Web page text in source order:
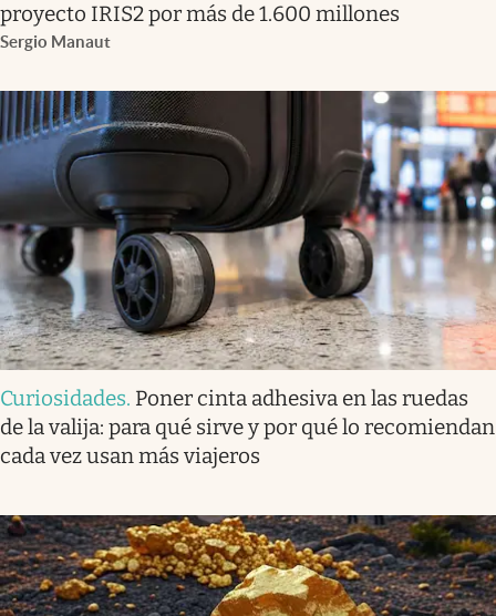
proyecto IRIS2 por más de 1.600 millones
Sergio Manaut
Curiosidades. Poner cinta adhesiva en las ruedas
de la valija: para qué sirve y por qué lo recomiendan
cada vez usan más viajeros